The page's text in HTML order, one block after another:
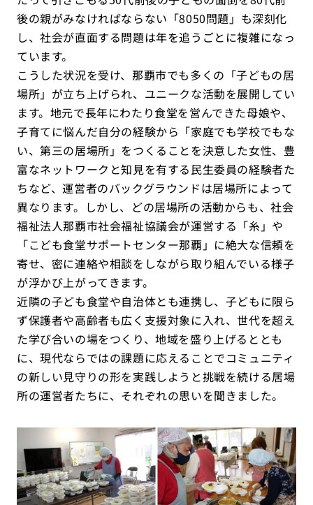
後の親がみなければならない「8050問題」も深刻化
し、社会が直面する問題は年を追うごとに複雑になっ
ています。
こうした状況を受け、那覇市でも多くの「子どもの居
場所」が立ち上げられ、ユニークな活動を展開してい
ます。地元で長年にわたり食堂を営んできた母娘や、
子育てに悩んだ自分の経験から「家庭でも学校でもな
い、第三の居場所」をつくることを決意した女性、豊
富なネットワークと知見を有する民生委員の経験者た
ちなど、運営者のバックグラウンドは居場所によって
異なります。しかし、どの居場所の活動からも、社会
福祉法人那覇市社会福祉協議会が運営する「糸」や
「こども食堂サポートセンター那覇」に絶大な信頼を
寄せ、密に連絡や相談をしながら取り組んでいる様子
が浮かび上がってきます。
近隣の子ども食堂や自治体とも連携し、子どもに限ら
ず保護者や高齢者も広く支援対象に入れ、世代を超え
た学び合いの場をつくり、地域を盛り上げるととも
に、現代ならではの課題に応えることでコミュニティ
の新しい見守りの形を実践しようと挑戦を続ける居場
所の運営者たちに、それぞれの思いを聞きました。